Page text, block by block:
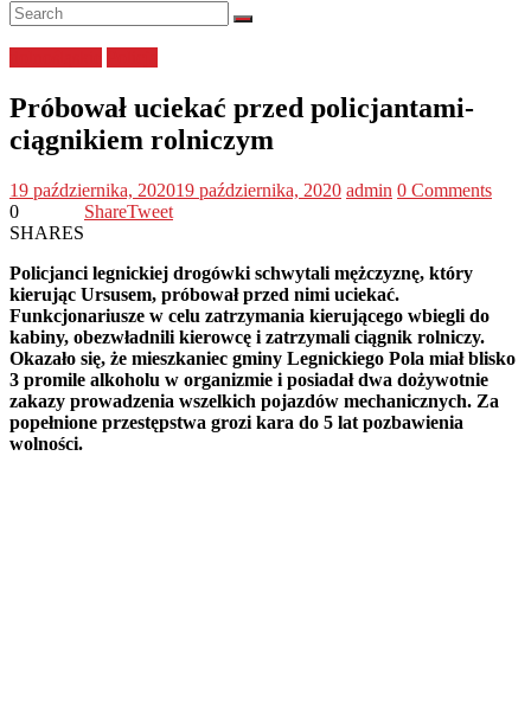
Próbował uciekać przed policjantami-
ciągnikiem rolniczym
19 października, 202019 października, 2020 admin 0 Comments
0
SHARES
ShareTweet
Policjanci legnickiej drogówki schwytali mężczyznę, który
kierując Ursusem, próbował przed nimi uciekać.
Funkcjonariusze w celu zatrzymania kierującego wbiegli do
kabiny, obezwładnili kierowcę i zatrzymali ciągnik rolniczy.
Okazało się, że mieszkaniec gminy Legnickiego Pola miał blisko
3 promile alkoholu w organizmie i posiadał dwa dożywotnie
zakazy prowadzenia wszelkich pojazdów mechanicznych. Za
popełnione przestępstwa grozi kara do 5 lat pozbawienia
wolności.